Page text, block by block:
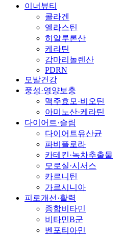
이너뷰티
콜라겐
엘라스틴
히알루론산
케라틴
감마리놀렌산
PDRN
모발건강
풍성·영양보충
맥주효모·비오틴
아미노산·케라틴
다이어트·슬림
다이어트유산균
파비플로라
카테킨·녹차추출물
모로실·시서스
카르니틴
가르시니아
피로개선·활력
종합비타민
비타민B군
벤포티아민